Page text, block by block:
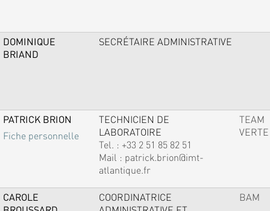
DOMINIQUE
BRIAND
SECRÉTAIRE ADMINISTRATIVE
PATRICK BRION
Fiche personnelle
TECHNICIEN DE
LABORATOIRE
Tel. : +33 2 51 85 82 51
Mail : patrick.brion@imt-
atlantique.fr
TEAM
VERTE
CAROLE
COORDINATRICE
BAM